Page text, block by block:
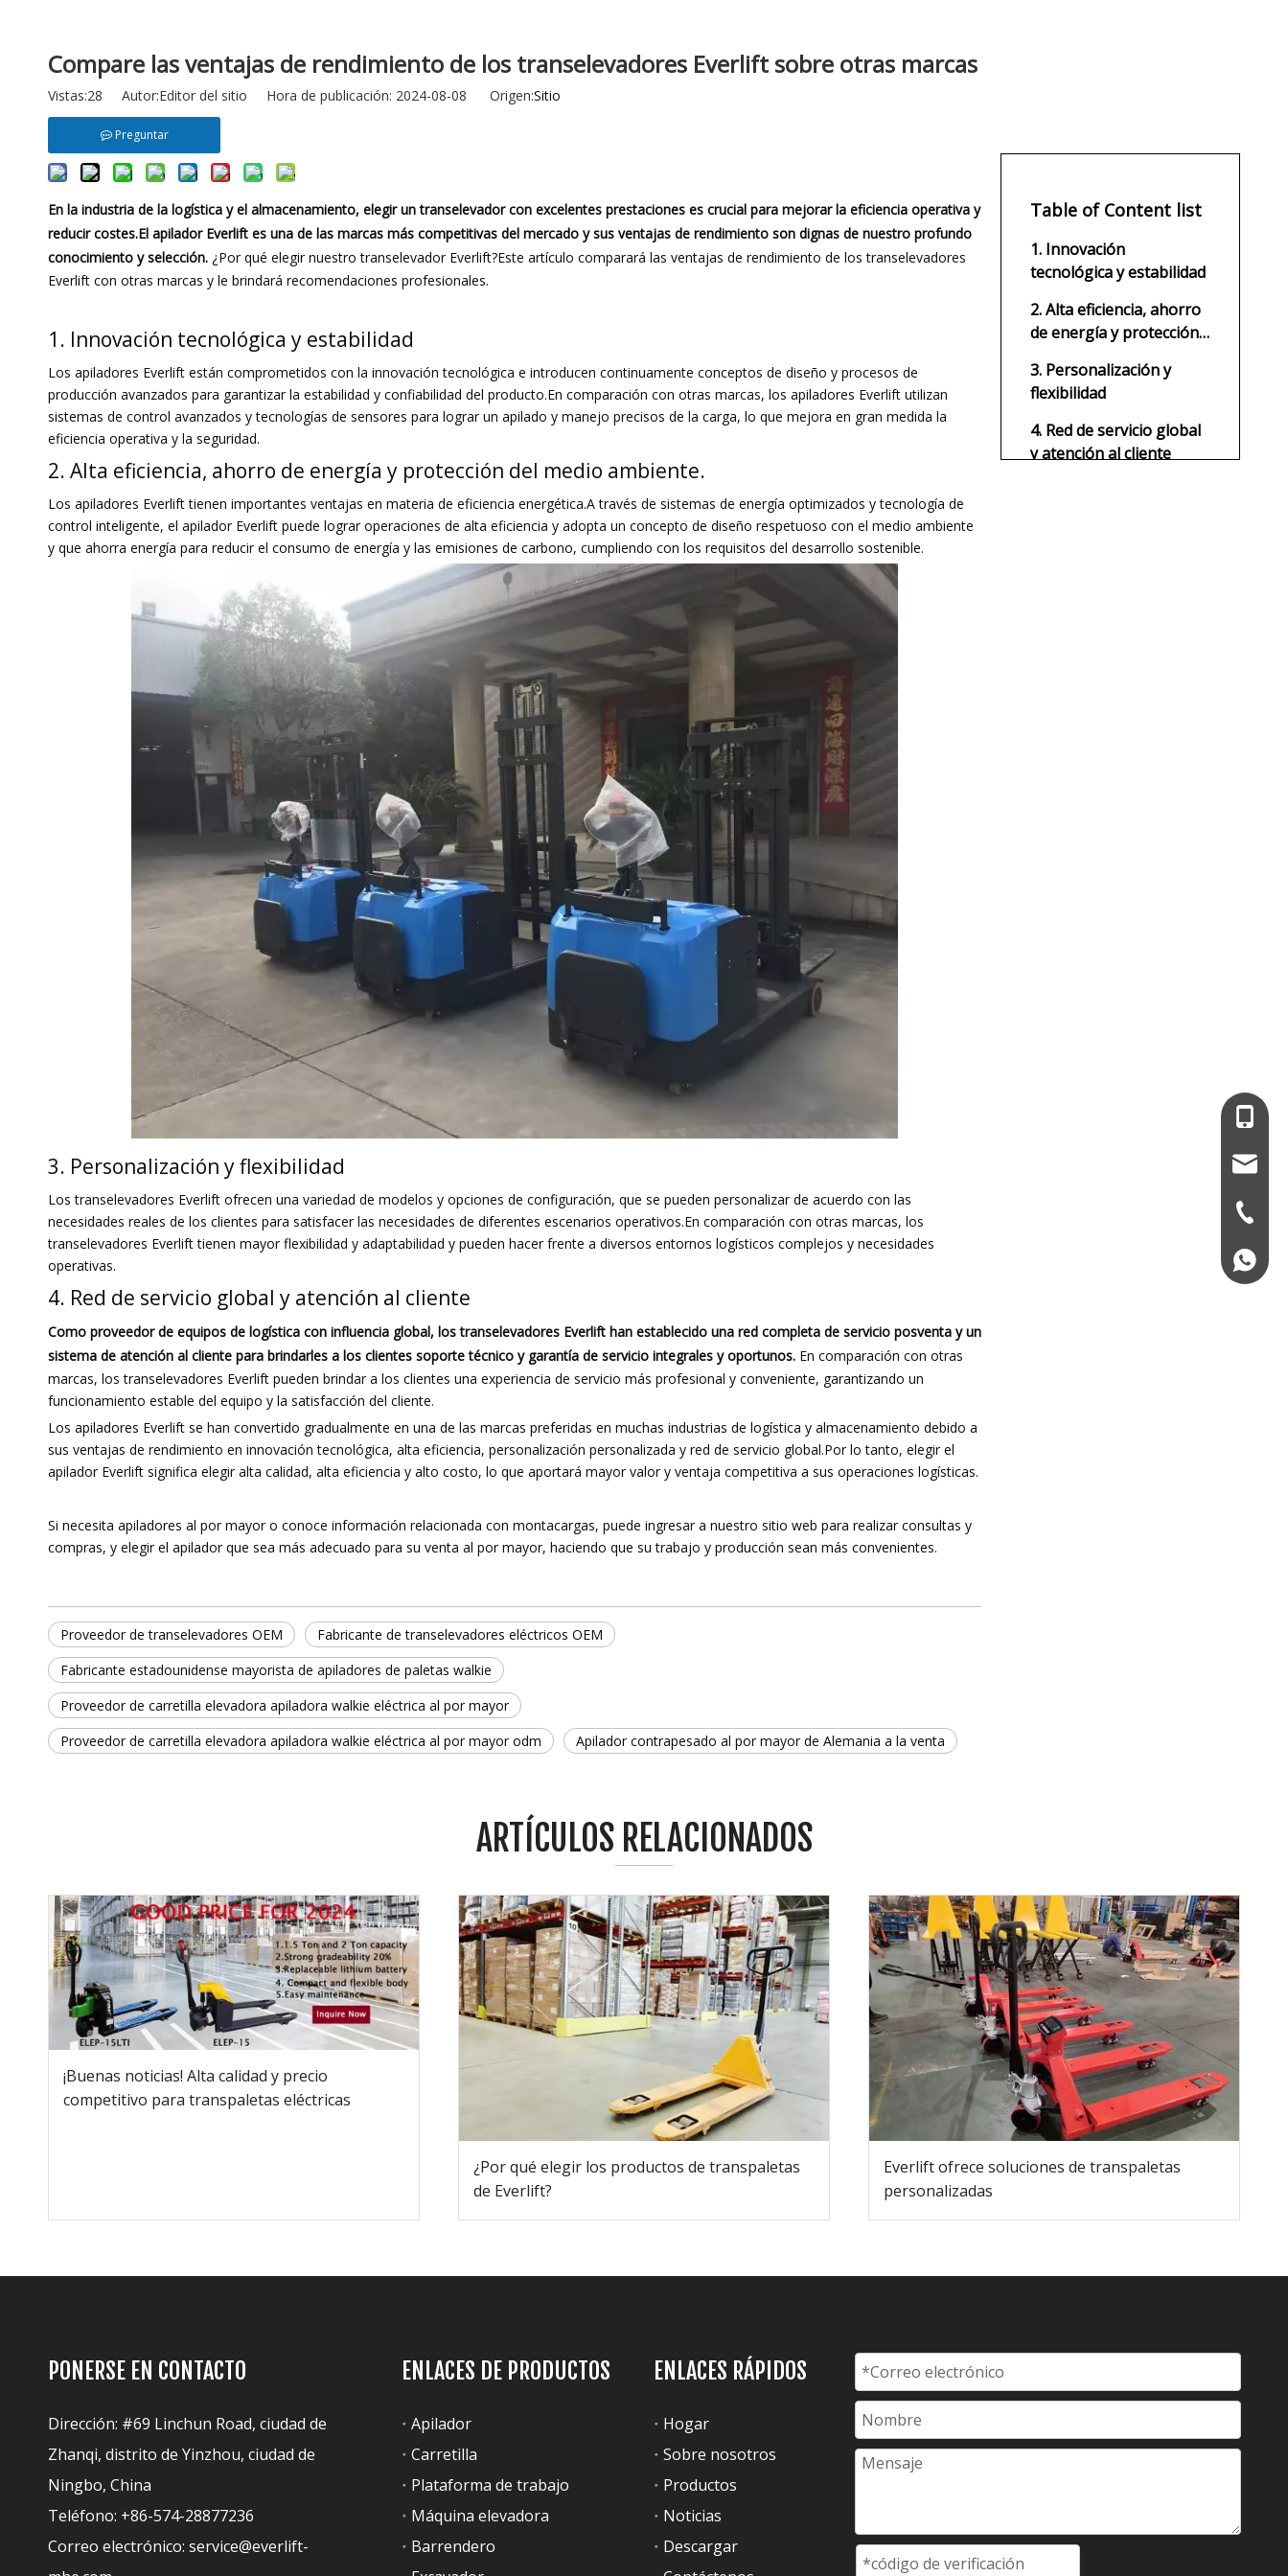
Excavador
Accesorio y piezas para montacargas
Compare las ventajas de rendimiento de los transelevadores Everlift sobre otras marcas
Vistas:28 Autor:Editor del sitio Hora de publicación: 2024-08-08 Origen:Sitio
Preguntar
En la industria de la logística y el almacenamiento, elegir un transelevador con excelentes prestaciones es crucial para mejorar la eficiencia operativa y
reducir costes.El apilador Everlift es una de las marcas más competitivas del mercado y sus ventajas de rendimiento son dignas de nuestro profundo
conocimiento y selección. ¿Por qué elegir nuestro transelevador Everlift?Este artículo comparará las ventajas de rendimiento de los transelevadores
Everlift con otras marcas y le brindará recomendaciones profesionales.
1. Innovación tecnológica y estabilidad
Los apiladores Everlift están comprometidos con la innovación tecnológica e introducen continuamente conceptos de diseño y procesos de
producción avanzados para garantizar la estabilidad y confiabilidad del producto.En comparación con otras marcas, los apiladores Everlift utilizan
sistemas de control avanzados y tecnologías de sensores para lograr un apilado y manejo precisos de la carga, lo que mejora en gran medida la
eficiencia operativa y la seguridad.
2. Alta eficiencia, ahorro de energía y protección del medio ambiente.
Los apiladores Everlift tienen importantes ventajas en materia de eficiencia energética.A través de sistemas de energía optimizados y tecnología de
control inteligente, el apilador Everlift puede lograr operaciones de alta eficiencia y adopta un concepto de diseño respetuoso con el medio ambiente
y que ahorra energía para reducir el consumo de energía y las emisiones de carbono, cumpliendo con los requisitos del desarrollo sostenible.
3. Personalización y flexibilidad
Los transelevadores Everlift ofrecen una variedad de modelos y opciones de configuración, que se pueden personalizar de acuerdo con las
necesidades reales de los clientes para satisfacer las necesidades de diferentes escenarios operativos.En comparación con otras marcas, los
transelevadores Everlift tienen mayor flexibilidad y adaptabilidad y pueden hacer frente a diversos entornos logísticos complejos y necesidades
operativas.
4. Red de servicio global y atención al cliente
Como proveedor de equipos de logística con influencia global, los transelevadores Everlift han establecido una red completa de servicio posventa y un
sistema de atención al cliente para brindarles a los clientes soporte técnico y garantía de servicio integrales y oportunos. En comparación con otras
marcas, los transelevadores Everlift pueden brindar a los clientes una experiencia de servicio más profesional y conveniente, garantizando un
funcionamiento estable del equipo y la satisfacción del cliente.
Los apiladores Everlift se han convertido gradualmente en una de las marcas preferidas en muchas industrias de logística y almacenamiento debido a
sus ventajas de rendimiento en innovación tecnológica, alta eficiencia, personalización personalizada y red de servicio global.Por lo tanto, elegir el
apilador Everlift significa elegir alta calidad, alta eficiencia y alto costo, lo que aportará mayor valor y ventaja competitiva a sus operaciones logísticas.
Si necesita apiladores al por mayor o conoce información relacionada con montacargas, puede ingresar a nuestro sitio web para realizar consultas y
compras, y elegir el apilador que sea más adecuado para su venta al por mayor, haciendo que su trabajo y producción sean más convenientes.
Proveedor de transelevadores OEM
Fabricante de transelevadores eléctricos OEM
Fabricante estadounidense mayorista de apiladores de paletas walkie
Proveedor de carretilla elevadora apiladora walkie eléctrica al por mayor
Proveedor de carretilla elevadora apiladora walkie eléctrica al por mayor odm
Apilador contrapesado al por mayor de Alemania a la venta
Table of Content list
1. Innovación
tecnológica y estabilidad
2. Alta eficiencia, ahorro
de energía y protección
3. Personalización y
flexibilidad
4. Red de servicio global
y atención al cliente
ARTÍCULOS RELACIONADOS
¡Buenas noticias! Alta calidad y precio
competitivo para transpaletas eléctricas
¿Por qué elegir los productos de transpaletas
de Everlift?
Everlift ofrece soluciones de transpaletas
personalizadas
PONERSE EN CONTACTO
Dirección: #69 Linchun Road, ciudad de
Zhanqi, distrito de Yinzhou, ciudad de
Ningbo, China
Teléfono: +86-574-28877236
Correo electrónico: service@everlift-
ENLACES DE PRODUCTOS
Apilador
Carretilla
Plataforma de trabajo
Máquina elevadora
Barrendero
ENLACES RÁPIDOS
Hogar
Sobre nosotros
Productos
Noticias
Descargar
+86-
+86-